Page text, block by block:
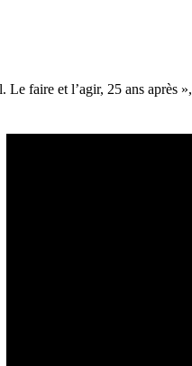
faire et l’agir, 25 ans après »,